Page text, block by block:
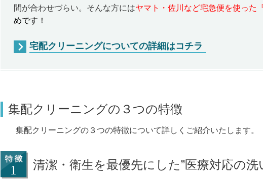
間が合わせづらい。そんな方にはヤマト・佐川など宅急便を使った
めです！
宅配クリーニングについての詳細はコチラ
集配クリーニングの３つの特徴
集配クリーニングの３つの特徴について詳しくご紹介いたします。
清潔・衛生を最優先にした”医療対応の洗